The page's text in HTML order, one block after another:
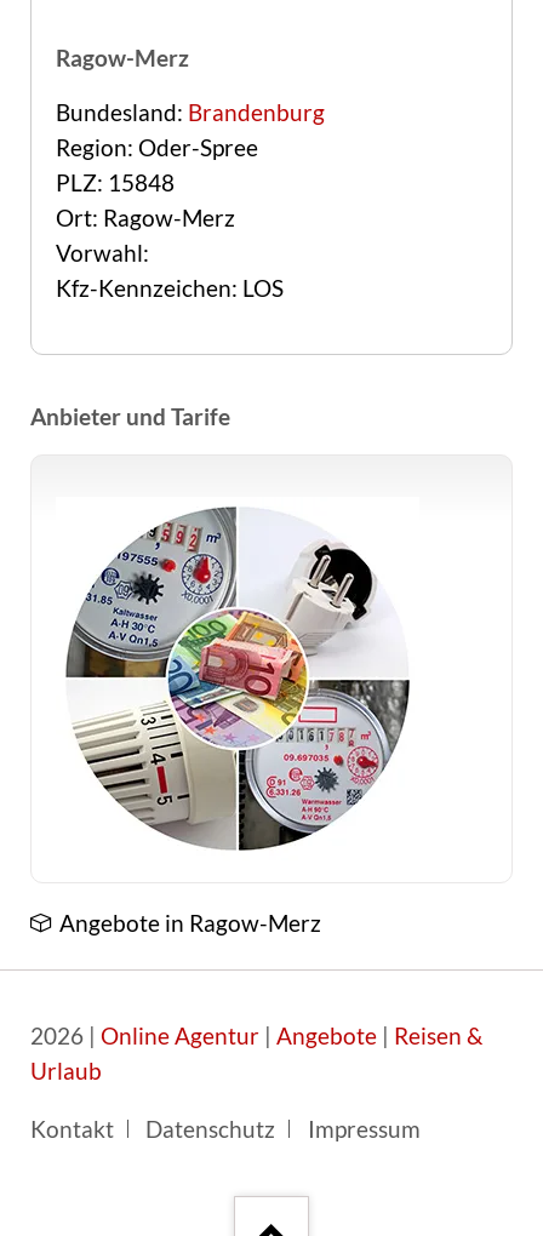
Ragow-Merz
Bundesland: Brandenburg
Region: Oder-Spree
PLZ: 15848
Ort: Ragow-Merz
Vorwahl:
Kfz-Kennzeichen: LOS
Anbieter und Tarife
Angebote in Ragow-Merz
2026 | Online Agentur| Angebote| Reisen &
Urlaub
Navigation
Kontakt Datenschutz Impressum